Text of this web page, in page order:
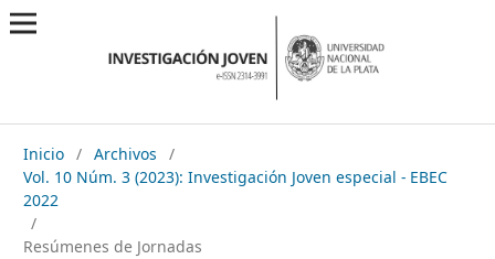
Inicio / Archivos
/
Vol. 10 Núm. 3 (2023): Investigación Joven especial - EBEC
2022
/
Resúmenes de Jornadas